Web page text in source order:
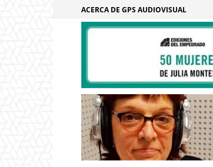
ACERCA DE GPS AUDIOVISUAL